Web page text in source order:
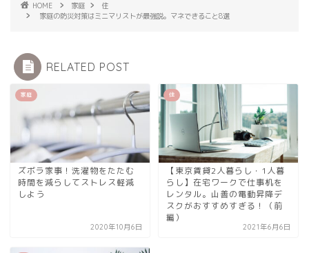
HOME 家庭
住
家庭の防災対策はミニマリストが最強説。マネできること8選
RELATED POST
家庭
ズボラ家事！洗濯物をたたむ
時間を減らしてストレス軽減
しよう
2020年10月6日
住
【東京賃貸2人暮らし・1人暮
らし】在宅ワークで仕事机を
レンタル。山善の電動昇降デ
スクがおすすめすぎる！（前
編）
2021年6月6日